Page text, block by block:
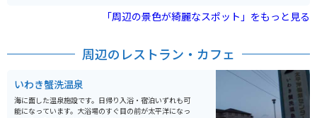
「周辺の景色が綺麗なスポット」をもっと見る
周辺のレストラン・カフェ
いわき蟹洗温泉
海に面した温泉施設です。日帰り入浴・宿泊いずれも可
能になっています。大浴場のすぐ目の前が太平洋になっ